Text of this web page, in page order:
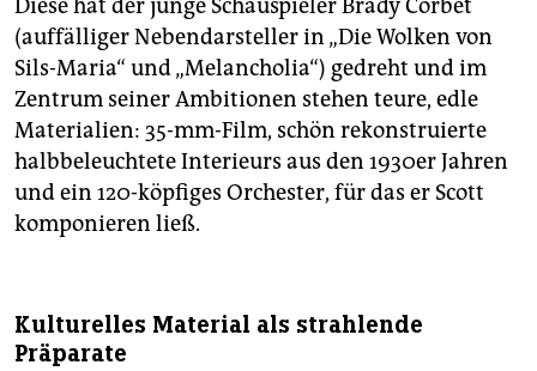
Diese hat der junge Schauspieler Brady Corbet
(auffälliger Nebendarsteller in „Die Wolken von
Sils-Maria“ und „Melancholia“) gedreht und im
Zentrum seiner Ambitionen stehen teure, edle
Materialien: 35-mm-Film, schön rekonstruierte
halbbeleuchtete Interieurs aus den 1930er Jahren
und ein 120-köpfiges Orchester, für das er Scott
komponieren ließ.
Kulturelles Material als strahlende
Präparate